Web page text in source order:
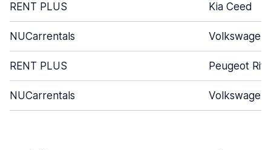
RENT PLUS Kia Ceed
NUCarrentals Volkswagen
RENT PLUS Peugeot
NUCarrentals Volkswagen